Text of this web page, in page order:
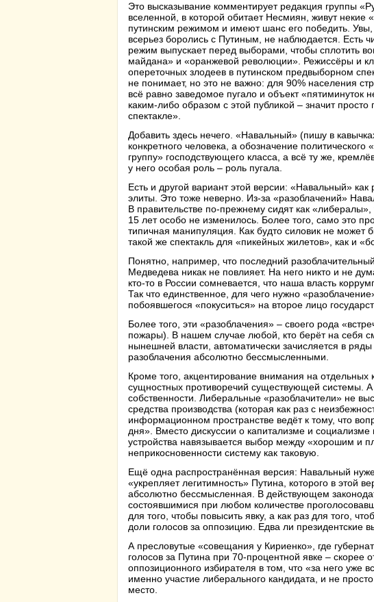
Это высказывание комментирует редакция группы
вселенной, в которой обитает Несмиян, живут
путинским режимом и имеют шанс его победить.
всерьез боролись с Путиным, не наблюдается. Есть
режим выпускает перед выборами, чтобы сплотить
майдана» и «оранжевой революции». Режиссёры и
опереточных злодеев в путинском предвыборном
не понимает, но это не важно: для 90% населения
всё равно заведомое пугало и объект «пятиминуток
каким-либо образом с этой публикой – значит
спектакле».
Добавить здесь нечего. «Навальный» (пишу в
конкретного человека, а обозначение
группу» господствующего класса, а всё ту же,
у него особая роль – роль пугала.
Есть и другой вариант этой версии: «Навальный»
элиты. Это тоже неверно. Из-за «разоблачений»
В правительстве по-прежнему сидят как
15 лет особо не изменилось. Более того, само это
типичная манипуляция. Как будто силовик не
такой же спектакль для «пикейных жилетов», как и
Понятно, например, что последний
Медведева никак не повлияет. На него никто и не
кто-то в России сомневается, что наша власть
Так что единственное, для чего нужно
побоявшегося «покуситься» на второе лицо
Более того, эти «разоблачения» – своего рода
пожары). В нашем случае любой, кто берёт на себя
нынешней власти, автоматически зачисляется в
разоблачения абсолютно бессмысленными.
Кроме того, акцентирование внимания на отдельных
сущностных противоречий существующей системы. А
собственности. Либеральные «разоблачители» не
средства производства (которая как раз с
информационном пространстве ведёт к тому, что
дня». Вместо дискуссии о капитализме и
устройства навязывается выбор между «хорошим и
неприкосновенности систему как таковую.
Ещё одна распространённая версия: Навальный
«укрепляет легитимность» Путина, которого в этой
абсолютно бессмысленная. В действующем
состоявшимися при любом количестве
для того, чтобы повысить явку, а как раз для того,
доли голосов за оппозицию. Едва ли президентские
А пресловутые «совещания у Кириенко», где
голосов за Путина при 70-процентной явке –
оппозиционного избирателя в том, что «за него
именно участие либерального кандидата, и не
место.